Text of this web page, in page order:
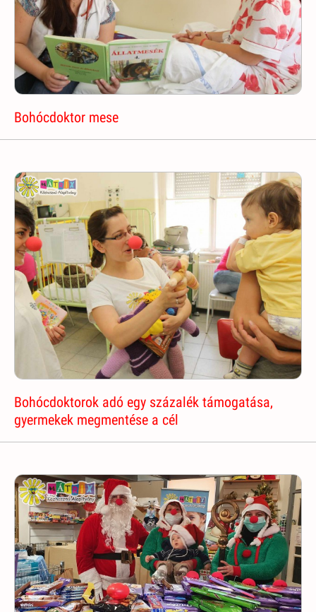
Bohócdoktor mese
Bohócdoktorok adó egy százalék támogatása,
gyermekek megmentése a cél